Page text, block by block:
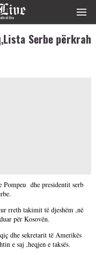
Serbe përkrah
dhe presidentit serb
rreth takimit të djeshëm ,në
për Kosovën.
dhe sekretarit të Amerikës
e saj ,heqjen e taksës.